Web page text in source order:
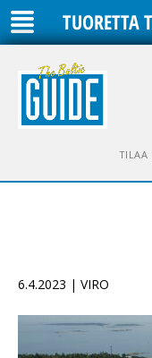
TUORETTA
TILAA
6.4.2023 | VIRO